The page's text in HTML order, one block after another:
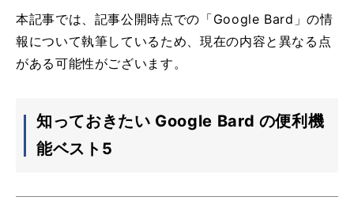
本記事では、記事公開時点での「Google Bard」の情
報について執筆しているため、現在の内容と異なる点
がある可能性がございます。
知っておきたい Google Bard の便利機
能ベスト5